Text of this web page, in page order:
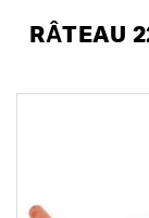
RÂTEAU